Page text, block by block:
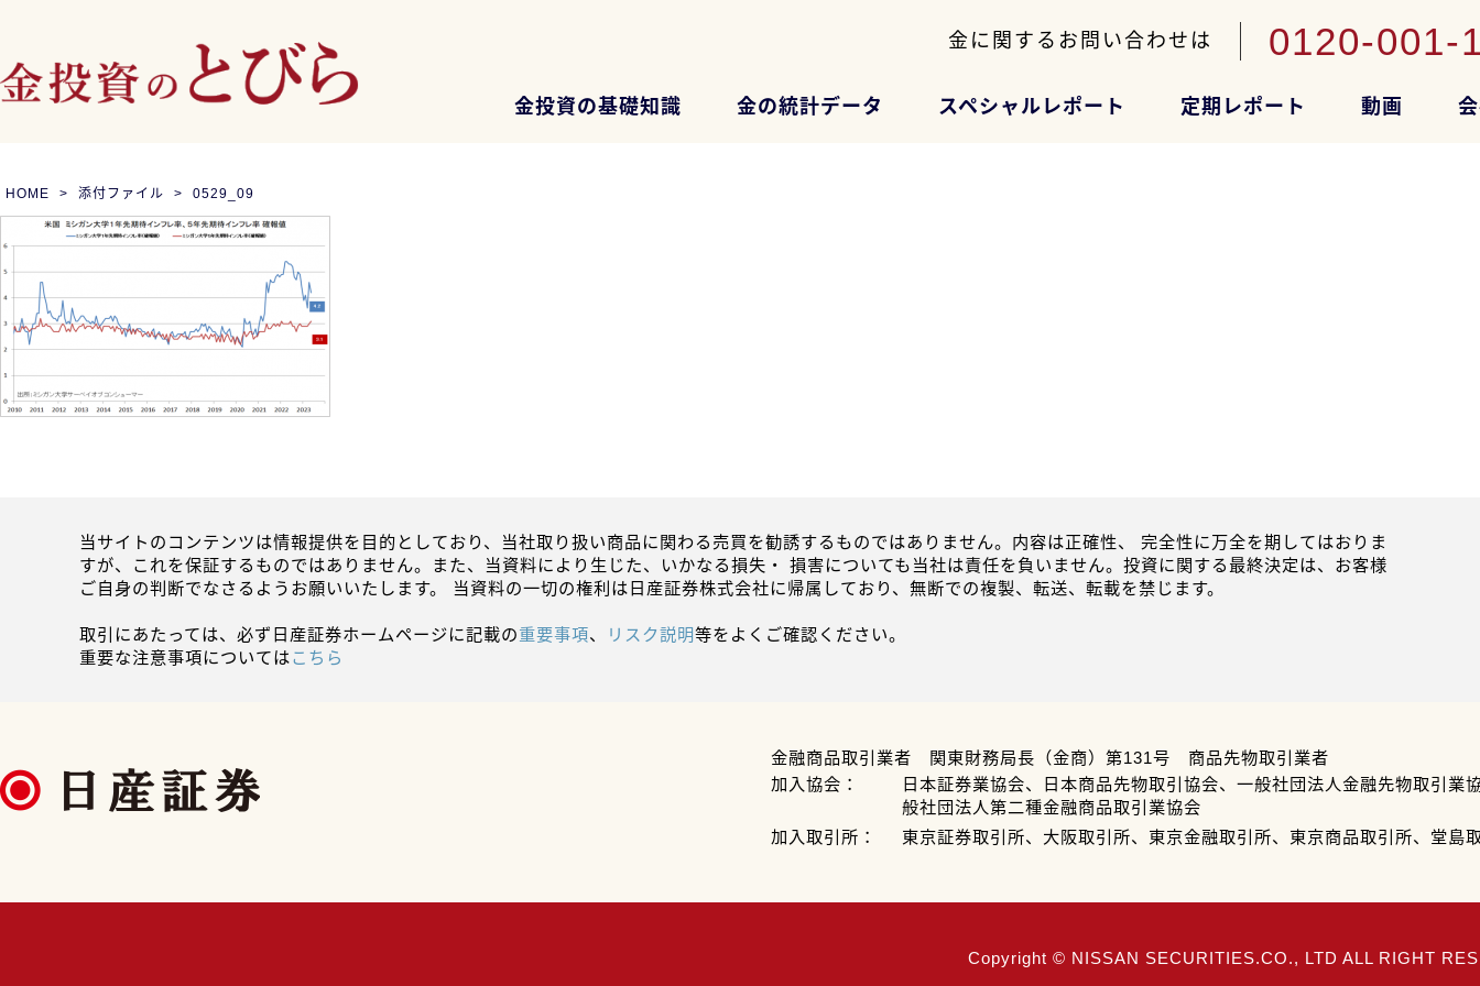
金に関するお問い合わせは 0120-001-
金投資の基礎知識 金の統計データ スペシャルレポート 定期レポート 動画
HOME 添付ファイル 0529_09
当サイトのコンテンツは情報提供を目的としており、当社取り扱い商品に関わる売買を勧誘するものではありません。内容は正確性、 完全性に万全を期してはおりま
すが、これを保証するものではありません。また、当資料により生じた、いかなる損失・ 損害についても当社は責任を負いません。投資に関する最終決定は、お客様
ご自身の判断でなさるようお願いいたします。 当資料の一切の権利は日産証券株式会社に帰属しており、無断での複製、転送、転載を禁じます。
取引にあたっては、必ず日産証券ホームページに記載の重要事項、 リスク説明等をよくご確認ください。
重要な注意事項についてはこちら
金融商品取引業者 関東財務局長（金商）第131号 商品先物取引業者
加入協会：
日本証券業協会、日本商品先物取引協会、一般社団法人金融先物取引業
般社団法人第二種金融商品取引業協会
加入取引所：
東京証券取引所、大阪取引所、東京金融取引所、東京商品取引所、堂島
Copyright © NISSAN SECURITIES.CO., LTD ALL RIGHT